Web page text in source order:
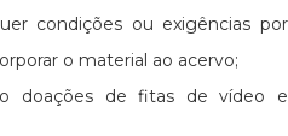
condições ou exigências por
o material ao acervo;
doações de fitas de vídeo e